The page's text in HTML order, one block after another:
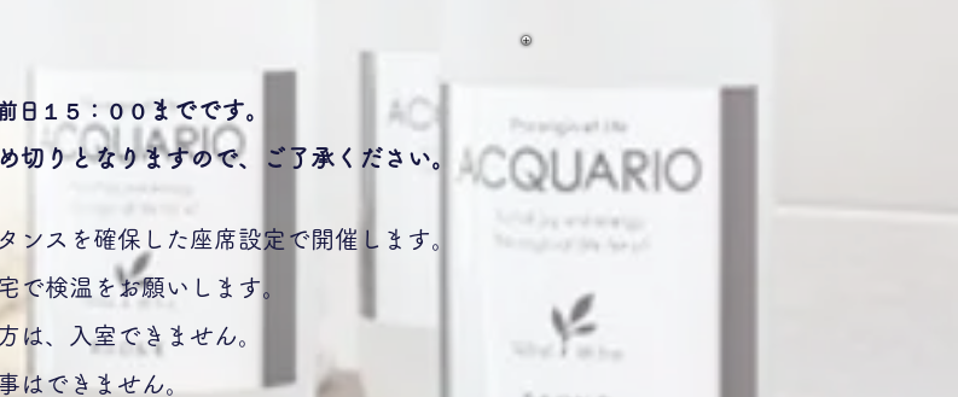
日１５：００ までです。
切りとなりますので、ご了承ください。
ンスを確保した座席設定で開催します。
検温をお願いします。
、入室できません。
できません。